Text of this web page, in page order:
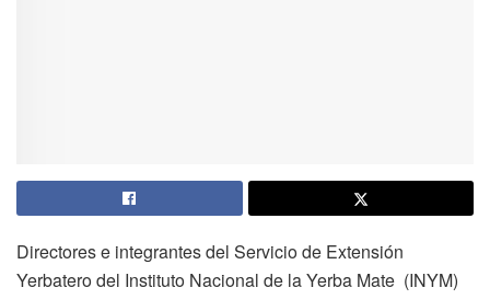
Directores e integrantes del Servicio de Extensión
Yerbatero del Instituto Nacional de la Yerba Mate (INYM)